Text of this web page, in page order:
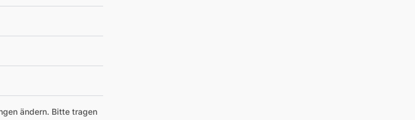
ändern. Bitte tragen